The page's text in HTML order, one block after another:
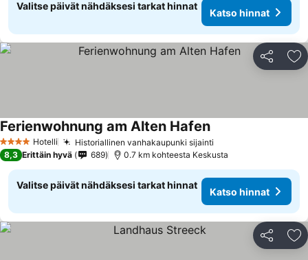
Valitse päivät nähdäksesi tarkat hinnat
Katso hinnat
Jaa
4 Tähtiluokitus
Hotelli Historiallinen vanhakaupunki sijainti
Ferienwohnung am Alten HafenKatso hinnat
8,3 Erittäin hyvä 689 0.7 km kohteesta Keskusta
Valitse päivät nähdäksesi tarkat hinnat
Katso hinnat
Jaa